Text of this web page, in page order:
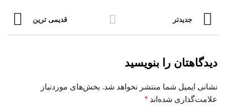
جدیدتر قدیمی ترین
دیدگاهتان را بنویسید
نشانی ایمیل شما منتشر نخواهد شد. بخش‌های موردنیاز
علامت‌گذاری شده‌اند *